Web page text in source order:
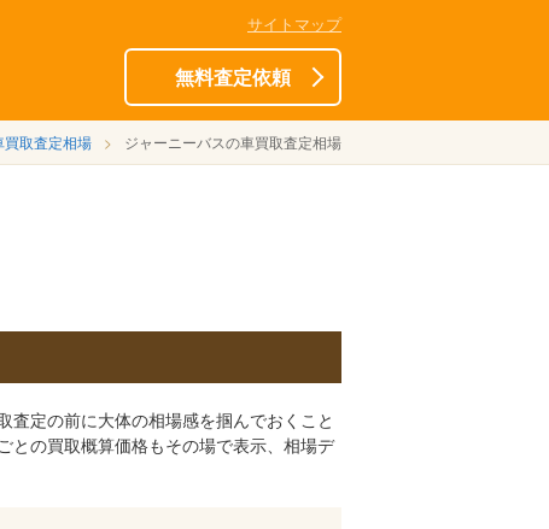
サイトマップ
無料査定依頼
買取査定相場 ジャーニーバスの車買取査定相場
定の前に大体の相場感を掴んでおくこと
との買取概算価格もその場で表示、相場デ